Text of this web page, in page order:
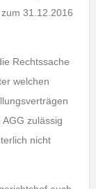
31.12.2016
Rechtssache
welchen
zulässig
nicht